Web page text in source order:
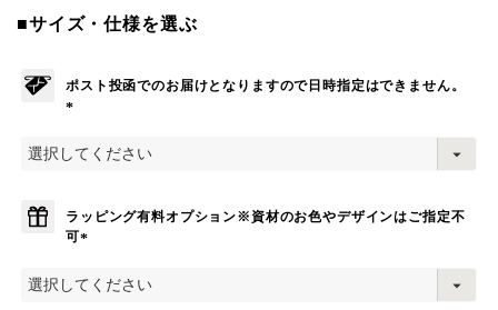
■サイズ・仕様を選ぶ
ポスト投函でのお届けとなりますので日時指定はできません。
必
ラッピング有料オプション※資材のお色やデザインはご指定不
可
必